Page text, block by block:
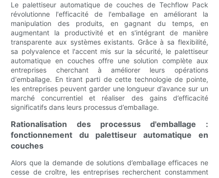
Le palettiseur automatique de couches de Techflow Pack
révolutionne l'efficacité de l'emballage en améliorant la
manipulation des produits, en gagnant du temps, en
augmentant la productivité et en s'intégrant de manière
transparente aux systèmes existants. Grâce à sa flexibilité,
sa polyvalence et l'accent mis sur la sécurité, le palettiseur
automatique en couches offre une solution complète aux
entreprises cherchant à améliorer leurs opérations
d'emballage. En tirant parti de cette technologie de pointe,
les entreprises peuvent garder une longueur d’avance sur un
marché concurrentiel et réaliser des gains d’efficacité
significatifs dans leurs processus d’emballage.
Rationalisation des processus d'emballage :
fonctionnement du palettiseur automatique en
couches
Alors que la demande de solutions d’emballage efficaces ne
cesse de croître, les entreprises recherchent constamment